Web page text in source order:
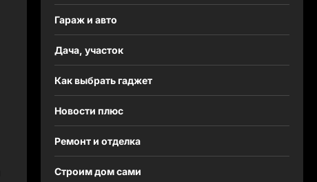
Гараж и авто
Дача, участок
Как выбрать гаджет
Новости плюс
Ремонт и отделка
Строим дом сами